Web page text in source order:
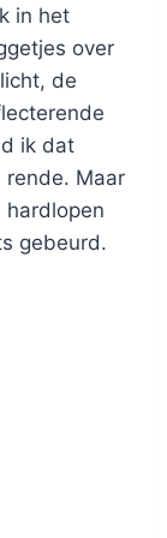
in het
over
de
ik dat
rende. Maar
hardlopen
gebeurd.